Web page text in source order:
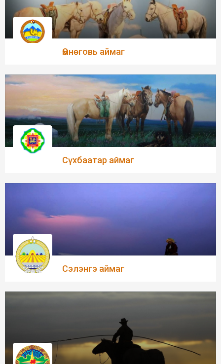
Өмнөговь аймаг
Сүхбаатар аймаг
Сэлэнгэ аймаг